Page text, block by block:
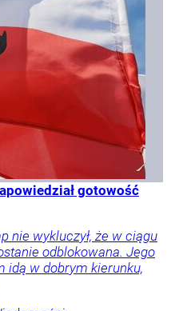
gotowość
nie wykluczył, że w ciągu
odblokowana. Jego
idą w dobrym kierunku,